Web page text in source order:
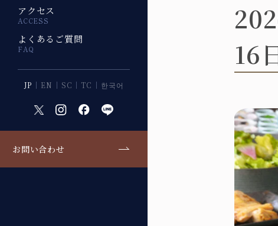
アクセス
ACCESS
よくあるご質問
FAQ
JP EN SC TC 한국어
お問い合わせ
16